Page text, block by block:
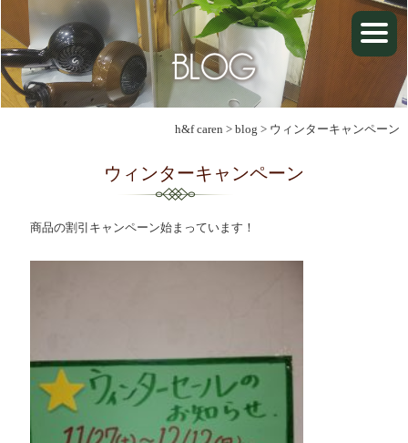
h&f caren >blog > ウィンターキャンペーン
ウィンターキャンペーン
商品の割引キャンペーン始まっています！